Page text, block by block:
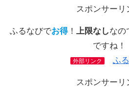
スポンサーリ
ふるなびでお得！ 上限なしなの
ですね！
外部リンク ふ
スポンサーリ